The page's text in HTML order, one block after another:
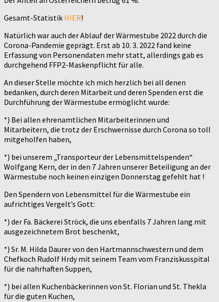
Gesamt-Statistik HIER!
Natürlich war auch der Ablauf der Wärmestube 2022 durch die
Corona-Pandemie geprägt. Erst ab 10. 3. 2022 fand keine
Erfassung von Personendaten mehr statt, allerdings gab es
durchgehend FFP2-Maskenpflicht für alle.
An dieser Stelle möchte ich mich herzlich bei all denen
bedanken, durch deren Mitarbeit und deren Spenden erst die
Durchführung der Wärmestube ermöglicht wurde:
*) Bei allen ehrenamtlichen Mitarbeiterinnen und
Mitarbeitern, die trotz der Erschwernisse durch Corona so toll
mitgeholfen haben,
*) bei unserem „Transporteur der Lebensmittelspenden“
Wolfgang Kern, der in den 7 Jahren unserer Beteiligung an der
Wärmestube noch keinen einzigen Donnerstag gefehlt hat !
Den Spendern von Lebensmittel für die Wärmestube ein
aufrichtiges Vergelt’s Gott:
*) der Fa. Bäckerei Ströck, die uns ebenfalls 7 Jahren lang mit
ausgezeichnetem Brot beschenkt,
*) Sr. M. Hilda Daurer von den Hartmannschwestern und dem
Chefkoch Rudolf Hrdy mit seinem Team vom Franziskusspital
für die nahrhaften Suppen,
*) bei allen Kuchenbäckerinnen von St. Florian und St. Thekla
für die guten Kuchen,